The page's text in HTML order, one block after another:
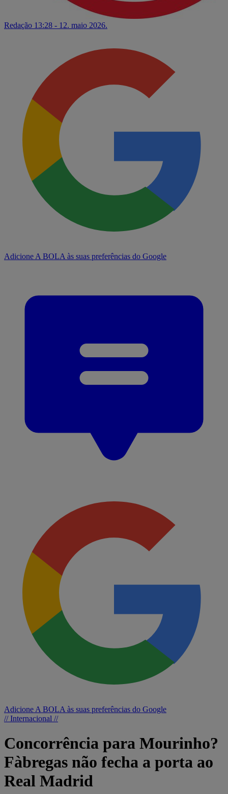
Redação 13:28 - 12. maio 2026.
Adicione A BOLA às suas preferências do Google
Adicione A BOLA às suas preferências do Google
// Internacional //
Concorrência para Mourinho?
Fàbregas não fecha a porta ao
Real Madrid